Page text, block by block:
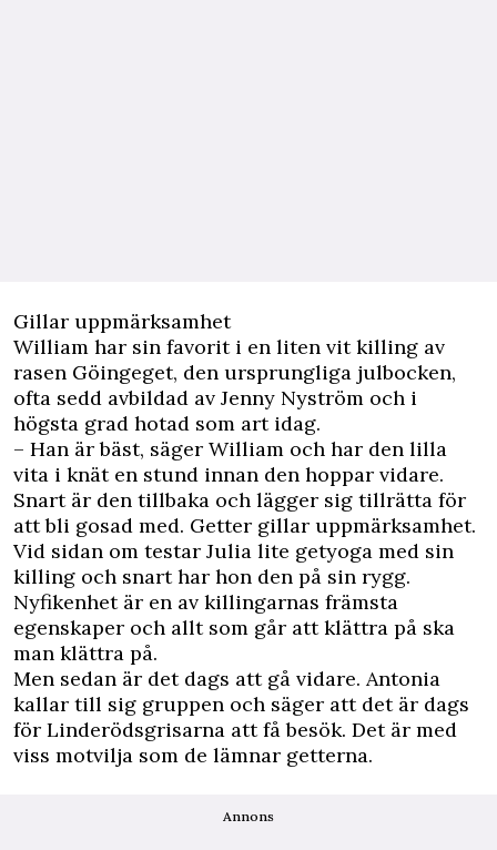
Gillar uppmärksamhet
William har sin favorit i en liten vit killing av
rasen Göingeget, den ursprungliga julbocken,
ofta sedd avbildad av Jenny Nyström och i
högsta grad hotad som art idag.
– Han är bäst, säger William och har den lilla
vita i knät en stund innan den hoppar vidare.
Snart är den tillbaka och lägger sig tillrätta för
att bli gosad med. Getter gillar uppmärksamhet.
Vid sidan om testar Julia lite getyoga med sin
killing och snart har hon den på sin rygg.
Nyfikenhet är en av killingarnas främsta
egenskaper och allt som går att klättra på ska
man klättra på.
Men sedan är det dags att gå vidare. Antonia
kallar till sig gruppen och säger att det är dags
för Linderödsgrisarna att få besök. Det är med
viss motvilja som de lämnar getterna.
Annons